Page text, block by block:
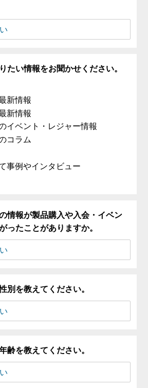
たい情報をお聞かせください。
新情報
新情報
イベント・レジャー情報
コラム
事例やインタビュー
情報が製品購入や入会・イベン
ったことがありますか。
別を教えてください。
齢を教えてください。